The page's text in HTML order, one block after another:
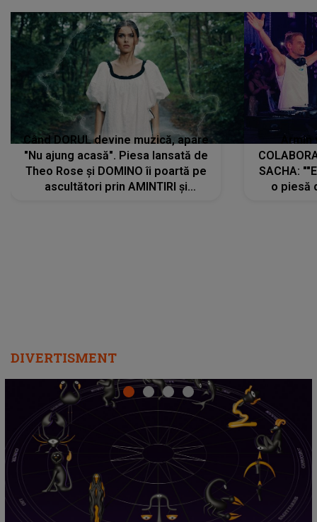
Când DORUL devine muzică, apare
"Nu ajung acasă". Piesa lansată de
Theo Rose și DOMINO îi poartă pe
ascultători prin AMINTIRI și
SACHA:
o piesă
DIVERTISMENT